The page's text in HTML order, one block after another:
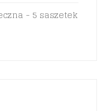
- 5 saszetek